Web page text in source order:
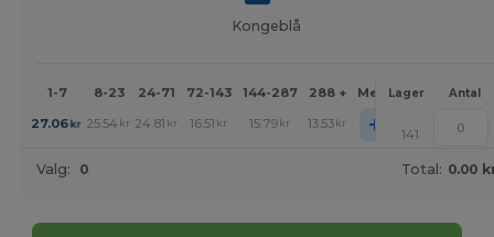
Kongeblå
1-7 8-23 24-71 72-143 144-287 288 + MereLager Antal
27.06kr 25.54 kr 24.81 kr 16.51 kr 15.79 kr 13.53 kr + 141
Valg: 0 Total: 0.00